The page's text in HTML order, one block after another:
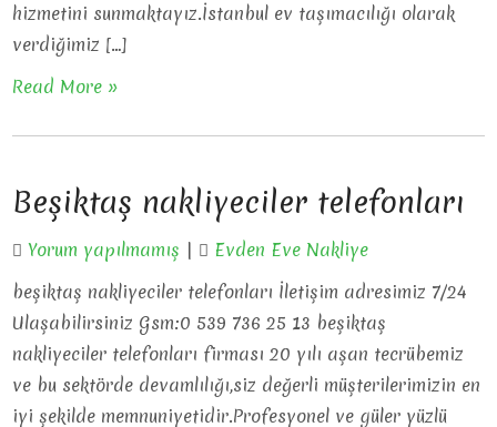
hizmetini sunmaktayız.İstanbul ev taşımacılığı olarak
verdiğimiz […]
Read More »
Beşiktaş nakliyeciler telefonları
Yorum yapılmamış |
Evden Eve Nakliye
beşiktaş nakliyeciler telefonları İletişim adresimiz 7/24
Ulaşabilirsiniz Gsm:0 539 736 25 13 beşiktaş
nakliyeciler telefonları firması 20 yılı aşan tecrübemiz
ve bu sektörde devamlılığı,siz değerli müşterilerimizin en
iyi şekilde memnuniyetidir.Profesyonel ve güler yüzlü